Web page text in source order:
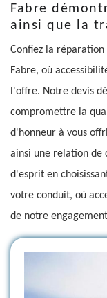
Fabre
ainsi que la
Confiez la
Fabre, où
l'offre. Notre devis
compromettre la
d'honneur à vous
ainsi une relation de
d'esprit en
votre conduit, où
de notre